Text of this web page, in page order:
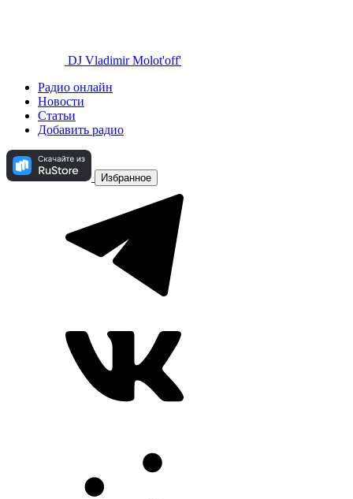
DJ Vladimir Molot'off'
Радио онлайн
Новости
Статьи
Добавить радио
Избранное